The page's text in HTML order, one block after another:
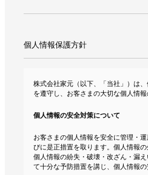
個人情報保護方針
株式会社家元（以下、「当社」）は
を遵守し、お客さまの大切な個人情
個人情報の安全対策について
お客さまの個人情報を安全に管理・
びに是正措置を取ります。個人情報の
個人情報の紛失・破壊・改ざん・漏
て十分な予防措置を講じ、個人情報の